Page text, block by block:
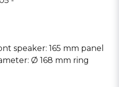
speaker: 165 mm panel
Ø 168 mm ring